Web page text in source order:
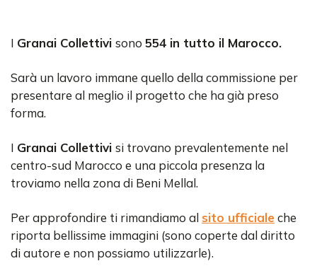
I Granai Collettivi sono 554 in tutto il Marocco.
Sarà un lavoro immane quello della commissione per
presentare al meglio il progetto che ha già preso
forma.
I Granai Collettivi si trovano prevalentemente nel
centro-sud Marocco e una piccola presenza la
troviamo nella zona di Beni Mellal.
Per approfondire ti rimandiamo al sito ufficialeche
riporta bellissime immagini (sono coperte dal diritto
di autore e non possiamo utilizzarle).